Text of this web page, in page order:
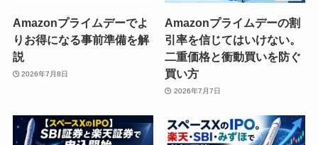
Amazonプライムデーでよ
りお得になる事前準備を解
説
2026年7月8日
Amazonプライムデーの割
引率を信じてはいけない。
二重価格と衝動買いを防ぐ
買い方
2026年7月7日